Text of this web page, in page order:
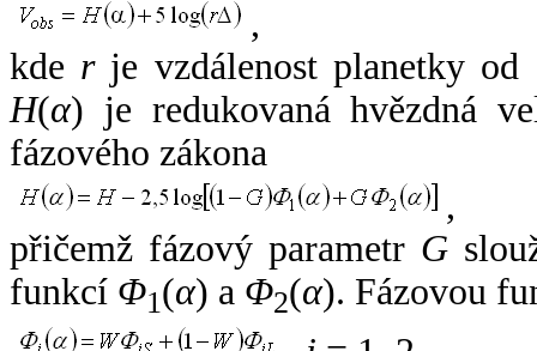
,
kde rje vzdálenost planetky od
H(α) je redukovaná hvězdná
fázového zákona
,
přičemž fázový parametr G
funkcí Φ1(α) a Φ2(α). Fázovou